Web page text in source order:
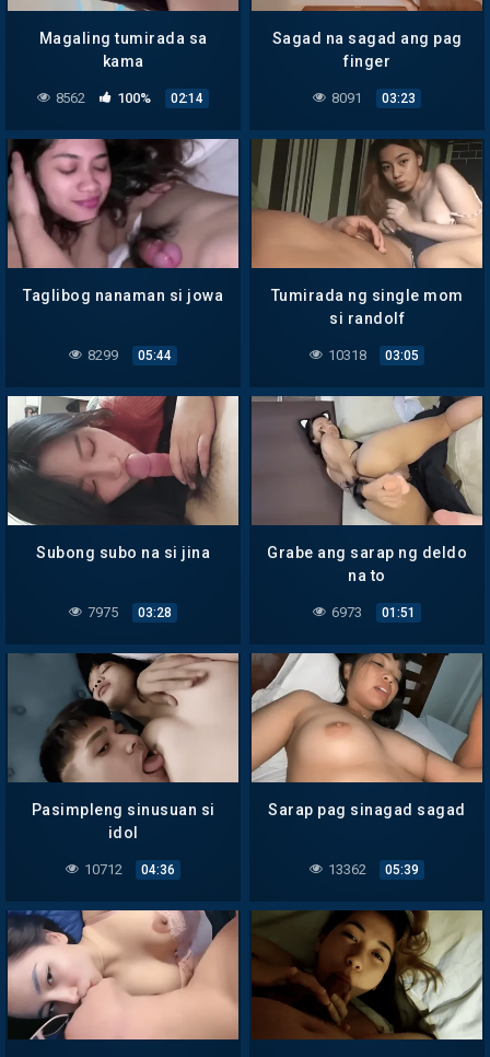
Magaling tumirada sa
kama
8562 100% 02:14
Sagad na sagad ang pag
finger
8091 03:23
Taglibog nanaman si jowa
8299 05:44
Tumirada ng single mom
si randolf
10318 03:05
Subong subo na si jina
7975 03:28
Grabe ang sarap ng deldo
na to
6973 01:51
Pasimpleng sinusuan si
idol
10712 04:36
Sarap pag sinagad sagad
13362 05:39